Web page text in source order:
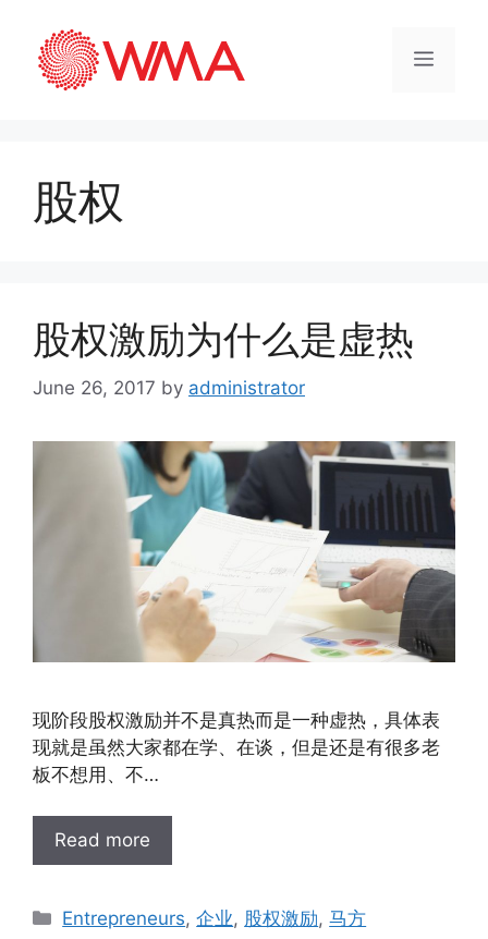
股权
股权激励为什么是虚热
June 26, 2017 by administrator
现阶段股权激励并不是真热而是一种虚热，具体表
现就是虽然大家都在学、在谈，但是还是有很多老
板不想用、不…
Read more
Entrepreneurs,企业, 股权激励,马方